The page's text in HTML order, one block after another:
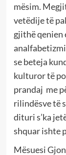
mësim.
vetëdije të
gjithë qenien
se beteja
kulturor të
prandaj me
rilindësve të
dituri s’ka
shquar ishte
Mësuesi